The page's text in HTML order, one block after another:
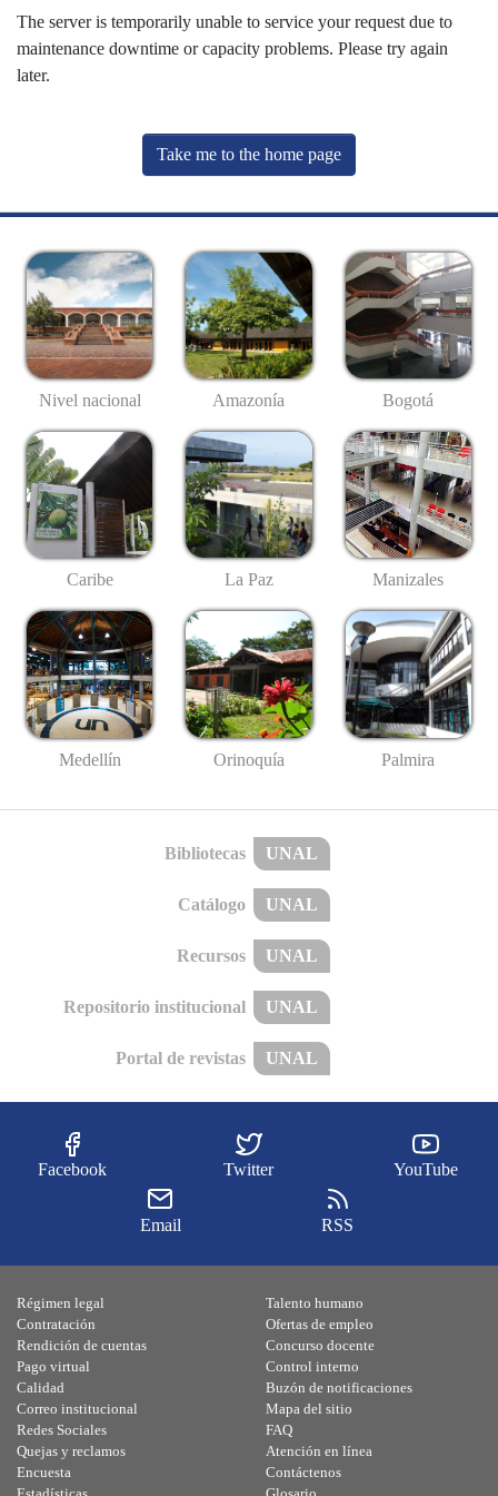
The server is temporarily unable to service your request due to
maintenance downtime or capacity problems. Please try again
later.
Take me to the home page
Nivel nacional Amazonía Bogotá
Caribe La Paz Manizales
Medellín Orinoquía Palmira
Bibliotecas UNAL
Catálogo UNAL
Recursos UNAL
Repositorio institucional UNAL
Portal de revistas UNAL
Facebook Twitter YouTube
Email RSS
Régimen legal
Contratación
Rendición de cuentas
Pago virtual
Calidad
Talento humano
Ofertas de empleo
Concurso docente
Control interno
Buzón de notificaciones
Correo institucional
Redes Sociales
Quejas y reclamos
Encuesta
Mapa del sitio
FAQ
Atención en línea
Contáctenos